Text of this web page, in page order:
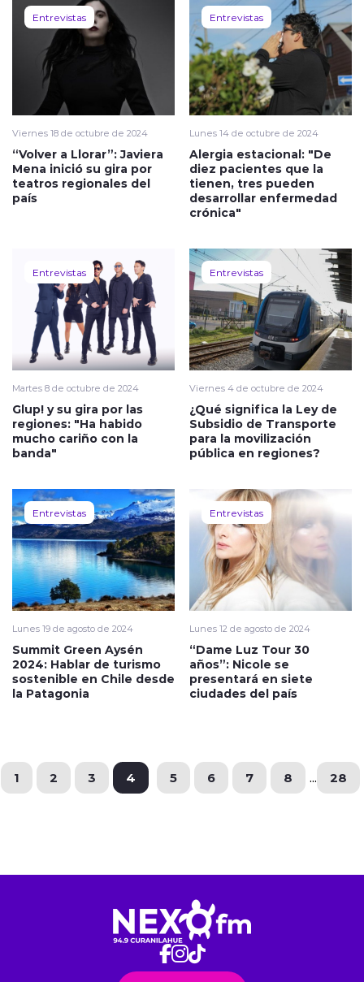
Entrevistas
Viernes 18 de octubre de 2024
“Volver a Llorar”: Javiera
Mena inició su gira por
teatros regionales del
país
Entrevistas
Lunes 14 de octubre de 2024
Alergia estacional: "De
diez pacientes que la
tienen, tres pueden
desarrollar enfermedad
crónica"
Entrevistas
Martes 8 de octubre de 2024
Glup! y su gira por las
regiones: "Ha habido
mucho cariño con la
banda"
Entrevistas
Viernes 4 de octubre de 2024
¿Qué significa la Ley de
Subsidio de Transporte
para la movilización
pública en regiones?
Entrevistas
Lunes 19 de agosto de 2024
Summit Green Aysén
2024: Hablar de turismo
sostenible en Chile desde
la Patagonia
Entrevistas
Lunes 12 de agosto de 2024
“Dame Luz Tour 30
años”: Nicole se
presentará en siete
ciudades del país
1 2 3 4 5 6 7 8 ... 28